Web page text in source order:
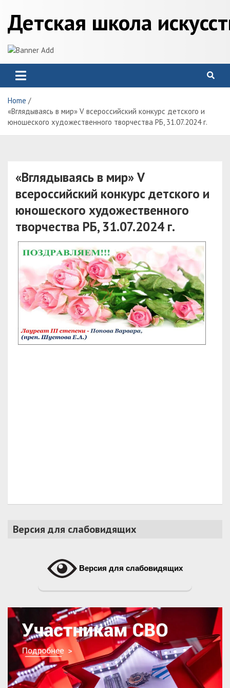
content
Детская школа
Home
«Вглядываясь в мир» V всероссийский конкурс детского и
юношеского художественного творчества РБ, 31.07.2024 г.
«Вглядываясь в мир» V
всероссийский конкурс детского и
юношеского художественного
творчества РБ, 31.07.2024 г.
Версия для слабовидящих
Версия для слабовидящих